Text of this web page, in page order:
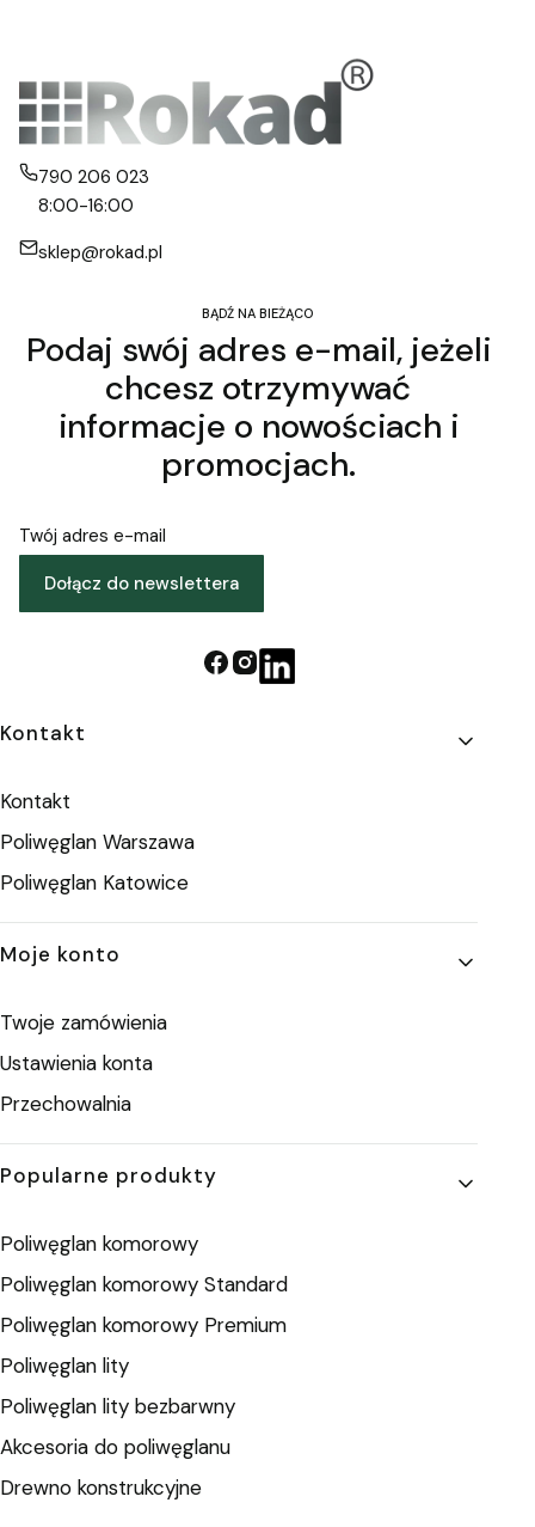
790 206 023
8:00-16:00
sklep@rokad.pl
BĄDŹ NA BIEŻĄCO
Podaj swój adres e-mail, jeżeli
chcesz otrzymywać
informacje o nowościach i
promocjach.
Twój adres e-mail
Dołącz do newslettera
Linki w stopce
Kontakt
Kontakt
Poliwęglan Warszawa
Poliwęglan Katowice
Moje konto
Twoje zamówienia
Ustawienia konta
Przechowalnia
Popularne produkty
Poliwęglan komorowy
Poliwęglan komorowy Standard
Poliwęglan komorowy Premium
Poliwęglan lity
Poliwęglan lity bezbarwny
Akcesoria do poliwęglanu
Drewno konstrukcyjne